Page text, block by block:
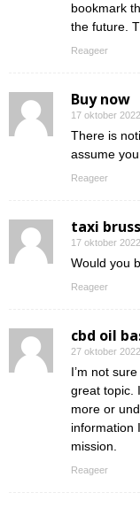
bookmark
the future.
Reageer
Buy now
17 oktober
There is
assume
Reageer
taxi
17 oktober
Would you
Reageer
cbd oil
27 oktober
I’m not
great topic.
more or
information
mission.
Reageer